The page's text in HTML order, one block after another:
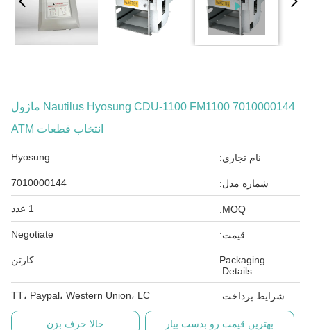
7010000144 Nautilus Hyosung CDU-1100 FM1100 ماژول
انتخاب قطعات ATM
نام تجاری: Hyosung
شماره مدل: 7010000144
MOQ: 1 عدد
قیمت: Negotiate
Packaging
Details:
کارتن
شرایط پرداخت: TT، Paypal، Western Union، LC
بهترین قیمت رو بدست بیار حالا حرف بزن